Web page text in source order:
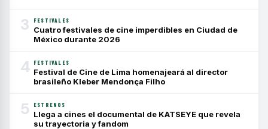
3 FESTIVALES
Cuatro festivales de cine imperdibles en Ciudad de
México durante 2026
4 FESTIVALES
Festival de Cine de Lima homenajeará al director
brasileño Kleber Mendonça Filho
5 ESTRENOS
Llega a cines el documental de KATSEYE que revela
su trayectoria y fandom